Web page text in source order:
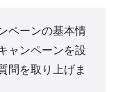
ペーンの基本情
ャンペーンを設
問を取り上げま